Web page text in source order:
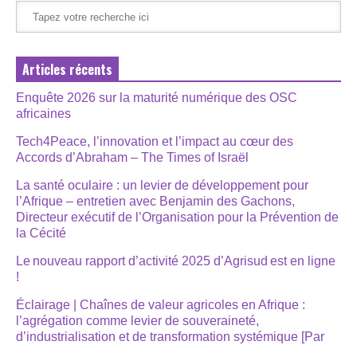
Articles récents
Enquête 2026 sur la maturité numérique des OSC
africaines
Tech4Peace, l’innovation et l’impact au cœur des
Accords d’Abraham – The Times of Israël
La santé oculaire : un levier de développement pour
l’Afrique – entretien avec Benjamin des Gachons,
Directeur exécutif de l’Organisation pour la Prévention de
la Cécité
Le nouveau rapport d’activité 2025 d’Agrisud est en ligne
!
Éclairage | Chaînes de valeur agricoles en Afrique :
l’agrégation comme levier de souveraineté,
d’industrialisation et de transformation systémique [Par